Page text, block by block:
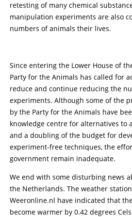
retesting of many chemical
manipulation experiments are also
numbers of animals their lives.
Since entering the Lower House of
Party for the Animals has called for
reduce and continue reducing the
experiments. Although some of the
by the Party for the Animals have
knowledge centre for alternatives to
and a doubling of the budget for
experiment-free techniques, the
government remain inadequate.
We end with some disturbing news
the Netherlands. The weather
Weeronline.nl have indicated that
become warmer by 0.42 degrees